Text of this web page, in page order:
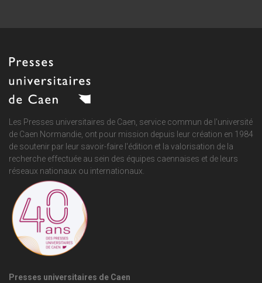
Les Presses universitaires de Caen, service commun de l'université
de Caen Normandie , ont pour mission depuis leur création en 1984
de soutenir par leur savoir-faire l'édition et la valorisation de la
recherche effectuée au sein des équipes caennaises et de leurs
réseaux nationaux ou internationaux.
Presses universitaires de Caen